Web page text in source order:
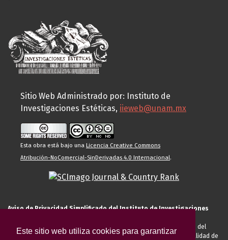
Este sitio web utiliza cookies para garantizar
Sitio Web Administrado por: Instituto de
Investigaciones Estéticas, iieweb@unam.mx
Esta obra está bajo una Licencia Creative Commons
Atribución-NoComercial-SinDerivadas 4.0 Internacional.
Aviso de Privacidad Simplificado del Instituto de Investigaciones
El Instituto de Investigaciones Estéticas de la UNAM, es responsable del
tratamiento de sus datos personales para el registro de usted en calidad de